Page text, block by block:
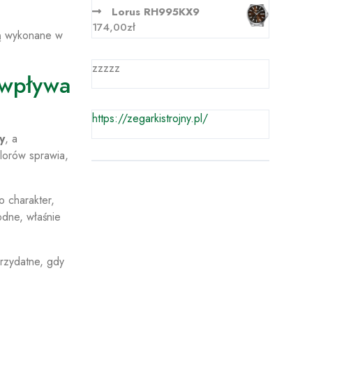
wykonane w
, a
sprawia,
charakter,
właśnie
gdy
Lorus RH995KX9
174,00zł
zzzzz
https://zegarkistrojny.pl/